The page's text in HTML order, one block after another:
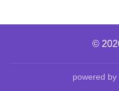
©
powered by